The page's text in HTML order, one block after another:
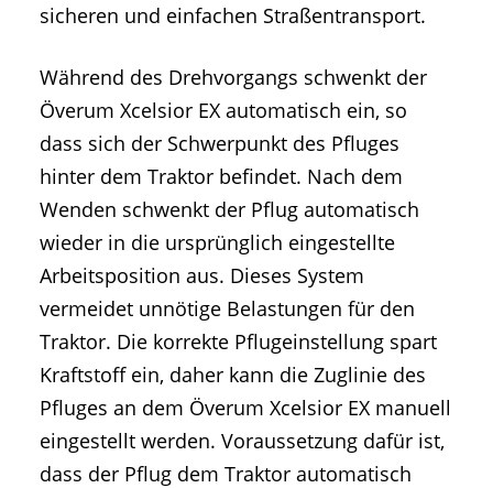
sicheren und einfachen Straßentransport.
Während des Drehvorgangs schwenkt der
Överum Xcelsior EX automatisch ein, so
dass sich der Schwerpunkt des Pfluges
hinter dem Traktor befindet. Nach dem
Wenden schwenkt der Pflug automatisch
wieder in die ursprünglich eingestellte
Arbeitsposition aus. Dieses System
vermeidet unnötige Belastungen für den
Traktor. Die korrekte Pflugeinstellung spart
Kraftstoff ein, daher kann die Zuglinie des
Pfluges an dem Överum Xcelsior EX manuell
eingestellt werden. Voraussetzung dafür ist,
dass der Pflug dem Traktor automatisch